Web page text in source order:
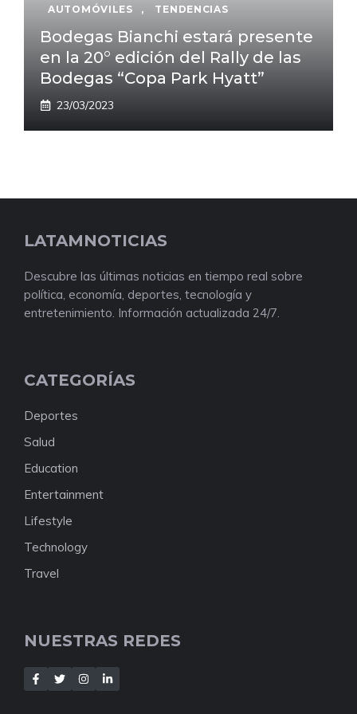
AUTOMÓVILES , TENDENCIAS
Bodegas Bianchi estará presente
en la 20° edición del Rally de las
Bodegas “Copa Park Hyatt”
23/03/2023
LATAMNOTICIAS
Descubre las últimas noticias en tiempo real sobre
política, economía, deportes, tecnología y
entretenimiento. Información actualizada 24/7.
CATEGORÍAS
Deportes
Salud
Education
Entertainment
Lifestyle
Technology
Travel
NUESTRAS REDES